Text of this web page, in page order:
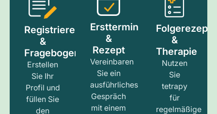
Registrieren
&
Fragebogen
Erstellen
Sie Ihr
Profil und
füllen Sie
den
Ersttermin
&
Rezept
Vereinbaren
Sie ein
ausführliches
Gespräch
mit einem
Folgerezept
&
Therapie
Nutzen
Sie
tetrapy
für
regelmäßige